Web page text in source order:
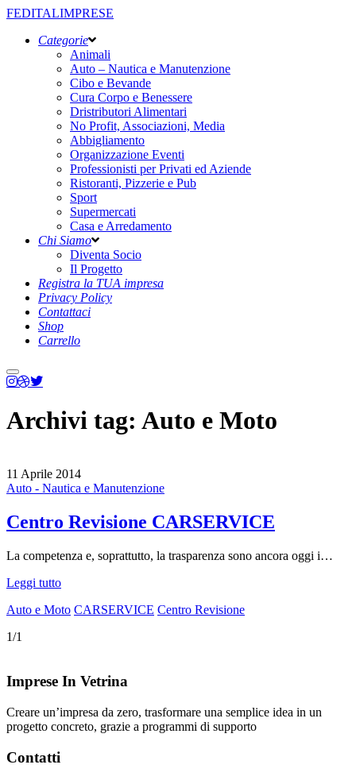
FEDITALIMPRESE
Categorie
Animali
Auto – Nautica e Manutenzione
Cibo e Bevande
Cura Corpo e Benessere
Dristributori Alimentari
No Profit, Associazioni, Media
Abbigliamento
Organizzazione Eventi
Professionisti per Privati ed Aziende
Ristoranti, Pizzerie e Pub
Sport
Supermercati
Casa e Arredamento
Chi Siamo
Diventa Socio
Il Progetto
Registra la TUA impresa
Privacy Policy
Contattaci
Shop
Carrello
Menu
principale
Archivi tag: Auto e Moto
11 Aprile 2014
Auto - Nautica e Manutenzione
Centro Revisione CARSERVICE
La competenza e, soprattutto, la trasparenza sono ancora oggi i…
Leggi tutto
Auto e Moto CARSERVICE Centro Revisione
1/1
Imprese In Vetrina
Creare un’impresa da zero, trasformare una semplice idea in un
progetto concreto, grazie a programmi di supporto
Contatti